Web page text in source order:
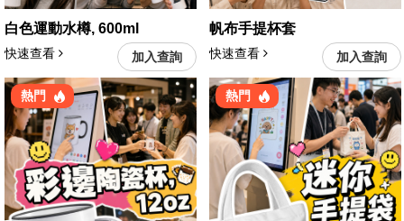
白色運動水樽, 600ml
加入查詢
快速查看
帆布手提杯套
加入查詢
快速查看
熱門 熱門